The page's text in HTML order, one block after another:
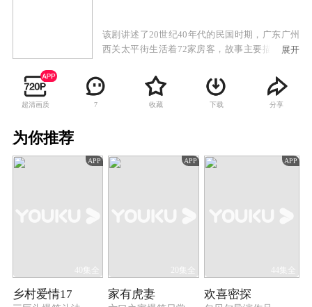
该剧讲述了20世纪40年代的民国时期，广东广州
西关太平街生活着72家房客，故事主要描述房东
展开
超清画质 7 收藏 下载 分享
为你推荐
APP
40集全
乡村爱情17
APP
20集全
家有虎妻
APP
44集全
欢喜密探